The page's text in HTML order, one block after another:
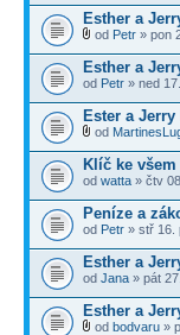
Esther a
od Petr » pon
Esther a
od Petr » ned
Ester a
od
Klíč ke
od watta » čtv
Peníze a
od Petr » stř 16.
Esther a
od Jana » pát
Esther a
od bodvaru »